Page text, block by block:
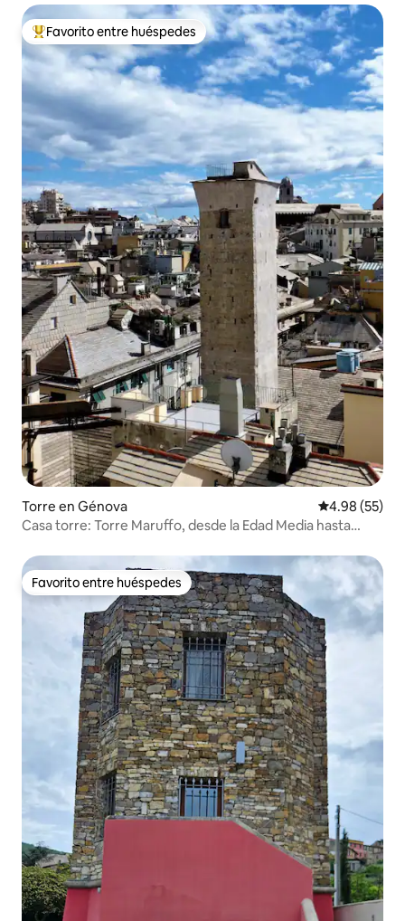
Favorito entre huéspedes preferido
Favorito entre huéspedes
Torre en Génova Calificación
4.98 (55)
Casa torre: Torre Maruffo, desde la Edad Media hasta
Favorito entre huéspedes
Favorito entre huéspedes